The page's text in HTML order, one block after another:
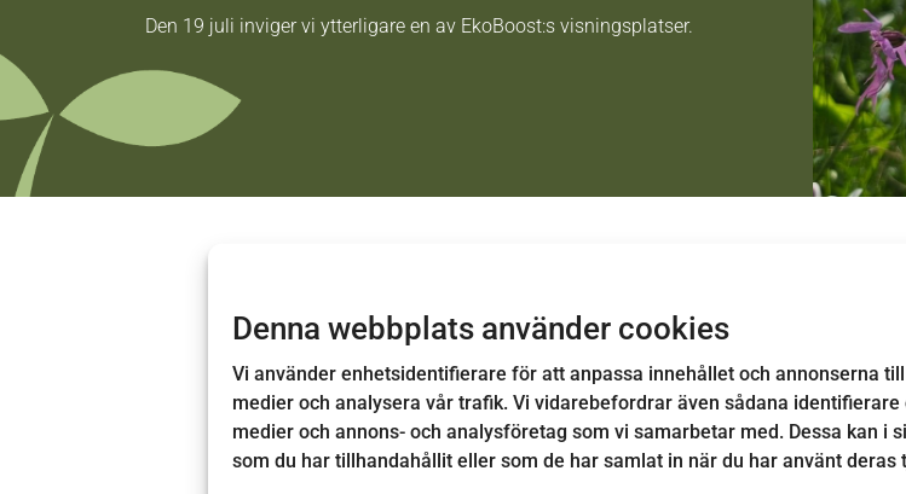
Denna webbplats använder cookies
Vi använder enhetsidentifierare för att anpassa innehållet och annonserna
medier och analysera vår trafik. Vi vidarebefordrar även sådana
medier och annons- och analysföretag som vi samarbetar med. Dessa kan
som du har tillhandahållit eller som de har samlat in när du har använt deras
Den 19 juli inviger vi ytterligare en av EkoBoost:s visningsplatser.
Den 19 juli är det dags att inviga den fjärde av EkoBoost-projektets
skapat boplatser för vildbin och fåglar.
Under invigningen får du veta mer om de insatser som genomförts, vilken
gynna biologisk mångfald på din egen plats.
Årås Säteri & Trädgårdar